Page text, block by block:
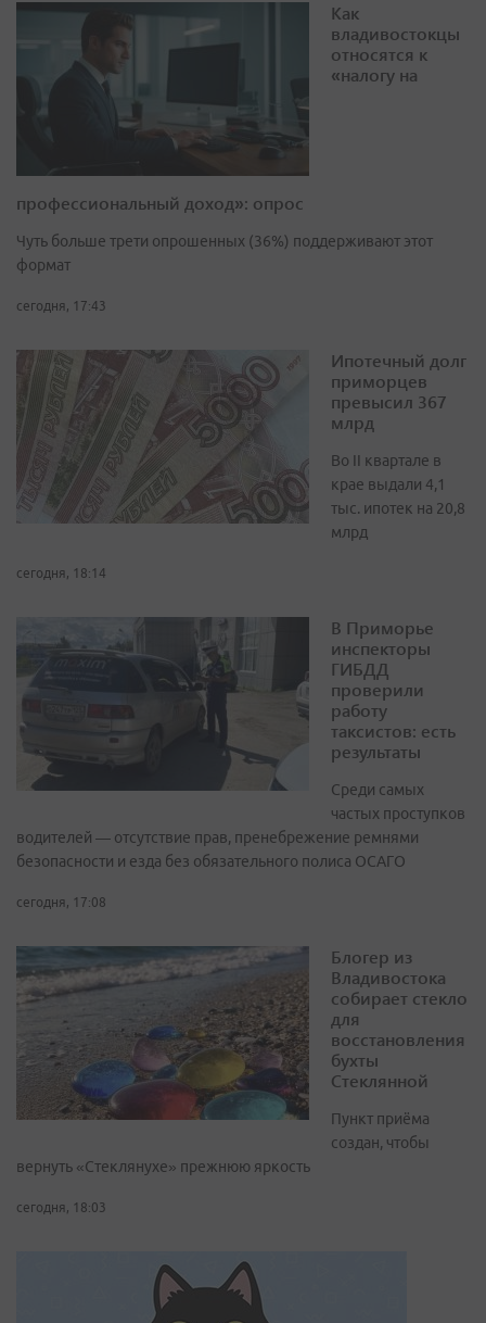
Как
владивостокцы
относятся к
«налогу на
профессиональный доход»: опрос
Чуть больше трети опрошенных (36%) поддерживают этот
формат
сегодня, 17:43
Ипотечный долг
приморцев
превысил 367
млрд
Во II квартале в
крае выдали 4,1
тыс. ипотек на 20,8
млрд
сегодня, 18:14
В Приморье
инспекторы
ГИБДД
проверили
работу
таксистов: есть
результаты
Среди самых
частых проступков
водителей — отсутствие прав, пренебрежение ремнями
безопасности и езда без обязательного полиса ОСАГО
сегодня, 17:08
Блогер из
Владивостока
собирает стекло
для
восстановления
бухты
Стеклянной
Пункт приёма
создан, чтобы
вернуть «Стеклянухе» прежнюю яркость
сегодня, 18:03